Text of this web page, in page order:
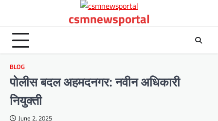
csmnewsportal
BLOG
पोलीस बदल अहमदनगर: नवीन अधिकारी
नियुक्ती
June 2, 2025